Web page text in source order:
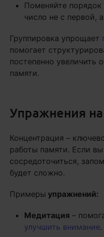
Поменяйте порядок
число не с первой,
Группировка упрощает
помогает
постепенно увеличить
памяти.
Упражнения
Концентрация –
работы памяти. Если
сосредоточиться,
будет сложно.
Примеры упражнений:
Медитация –
улучшить внимание.